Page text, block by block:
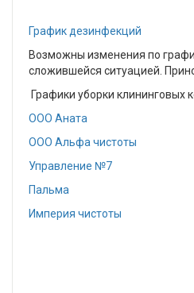
График дезинфекций
Возможны изменения по
сложившейся ситуацией.
Графики уборки клининговых
ООО Аната
ООО Альфа чистоты
Управление №7
Пальма
Империя чистоты